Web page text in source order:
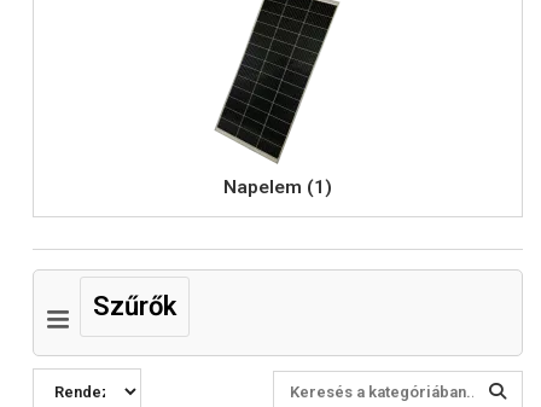
Napelem (1)
Szűrők